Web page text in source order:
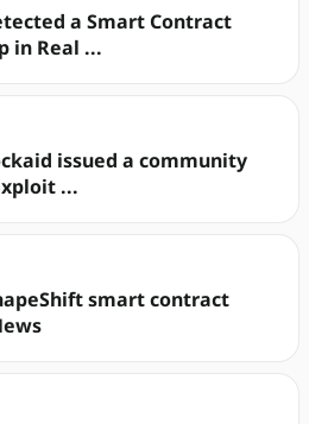
a Smart Contract
in Real ...
issued a community
...
smart contract